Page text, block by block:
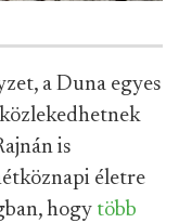
a Duna egyes
is
életre
hogy több